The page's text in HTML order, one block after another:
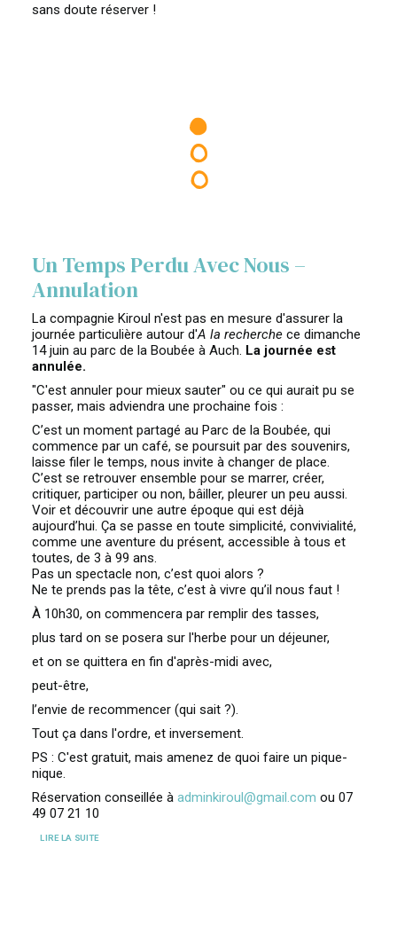
sans doute réserver !
Un Temps Perdu Avec Nous –
Annulation
La compagnie Kiroul n'est pas en mesure d'assurer la
journée particulière autour d'A la recherche ce dimanche
14 juin au parc de la Boubée à Auch. La journée est
annulée.
"C'est annuler pour mieux sauter" ou ce qui aurait pu se
passer, mais adviendra une prochaine fois :
C’est un moment partagé au Parc de la Boubée, qui
commence par un café, se poursuit par des souvenirs,
laisse filer le temps, nous invite à changer de place.
C’est se retrouver ensemble pour se marrer, créer,
critiquer, participer ou non, bâiller, pleurer un peu aussi.
Voir et découvrir une autre époque qui est déjà
aujourd’hui. Ça se passe en toute simplicité, convivialité,
comme une aventure du présent, accessible à tous et
toutes, de 3 à 99 ans.
Pas un spectacle non, c’est quoi alors ?
Ne te prends pas la tête, c’est à vivre qu’il nous faut !
À 10h30, on commencera par remplir des tasses,
plus tard on se posera sur l'herbe pour un déjeuner,
et on se quittera en fin d'après-midi avec,
peut-être,
l’envie de recommencer (qui sait ?).
Tout ça dans l'ordre, et inversement.
PS : C'est gratuit, mais amenez de quoi faire un pique-
nique.
Réservation conseillée à adminkiroul@gmail.com ou 07
49 07 21 10
LIRE LA SUITE